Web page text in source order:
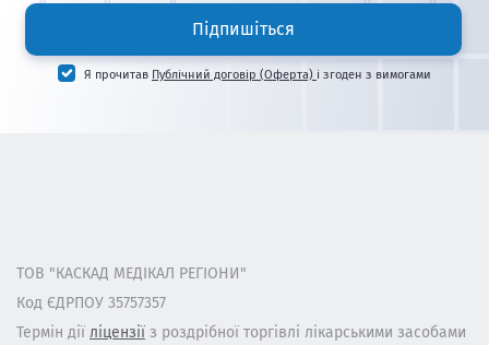
Підпишіться
Я прочитав Публічний договір (Оферта) і згоден з вимогами
ТОВ "КАСКАД МЕДІКАЛ РЕГІОНИ"
Код ЄДРПОУ 35757357
Термін дії ліцензії з роздрібної торгівлі лікарськими засобами